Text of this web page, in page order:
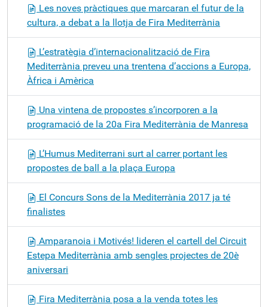
Les noves pràctiques que marcaran el futur de la
cultura, a debat a la llotja de Fira Mediterrània
L’estratègia d’internacionalització de Fira
Mediterrània preveu una trentena d’accions a Europa,
Àfrica i Amèrica
Una vintena de propostes s’incorporen a la
programació de la 20a Fira Mediterrània de Manresa
L’Humus Mediterrani surt al carrer portant les
propostes de ball a la plaça Europa
El Concurs Sons de la Mediterrània 2017 ja té
finalistes
Amparanoia i Motivés! lideren el cartell del Circuit
Estepa Mediterrània amb sengles projectes de 20è
aniversari
Fira Mediterrània posa a la venda totes les